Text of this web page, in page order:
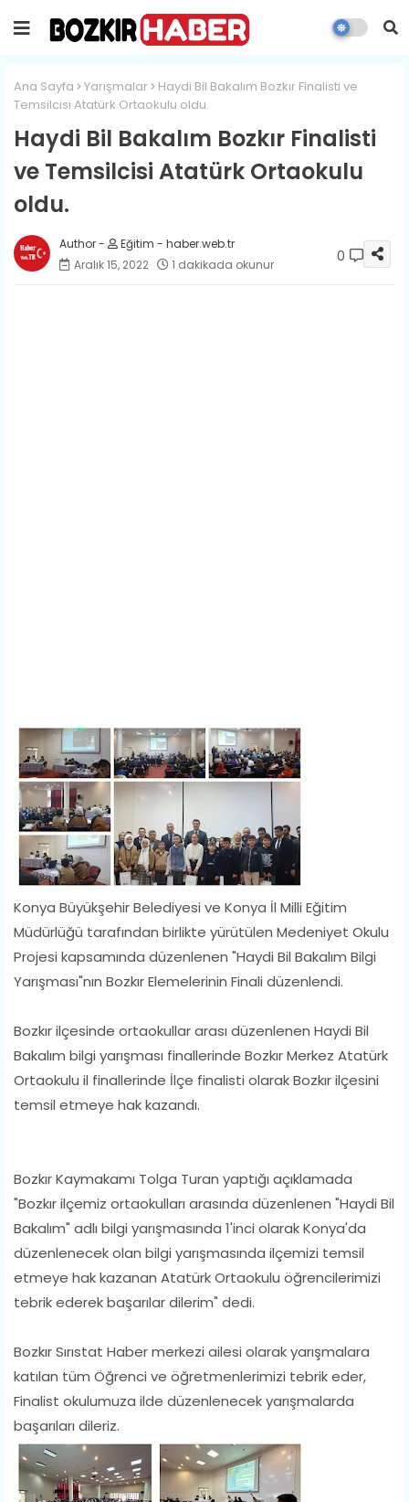
Ana Sayfa Yarışmalar
Haydi Bil Bakalım Bozkır Finalisti ve
Temsilcisi Atatürk Ortaokulu oldu.
Haydi Bil Bakalım Bozkır Finalisti
ve Temsilcisi Atatürk Ortaokulu
oldu.
Eğitim - haber.web.tr
Aralık 15, 2022
1 dakikada okunur 0
Konya Büyükşehir Belediyesi ve Konya İl Milli Eğitim
Müdürlüğü tarafından birlikte yürütülen Medeniyet Okulu
Projesi kapsamında düzenlenen "Haydi Bil Bakalım Bilgi
Yarışması"nın Bozkır Elemelerinin Finali düzenlendi.
Bozkır ilçesinde ortaokullar arası düzenlenen Haydi Bil
Bakalım bilgi yarışması finallerinde Bozkır Merkez Atatürk
Ortaokulu il finallerinde İlçe finalisti olarak Bozkır ilçesini
temsil etmeye hak kazandı.
Bozkır Kaymakamı Tolga Turan yaptığı açıklamada
"Bozkır ilçemiz ortaokulları arasında düzenlenen "Haydi Bil
Bakalım" adlı bilgi yarışmasında 1'inci olarak Konya'da
düzenlenecek olan bilgi yarışmasında ilçemizi temsil
etmeye hak kazanan Atatürk Ortaokulu öğrencilerimizi
tebrik ederek başarılar dilerim" dedi.
Bozkır Sırıstat Haber merkezi ailesi olarak yarışmalara
katılan tüm Öğrenci ve öğretmenlerimizi tebrik eder,
Finalist okulumuza ilde düzenlenecek yarışmalarda
başarıları dileriz.